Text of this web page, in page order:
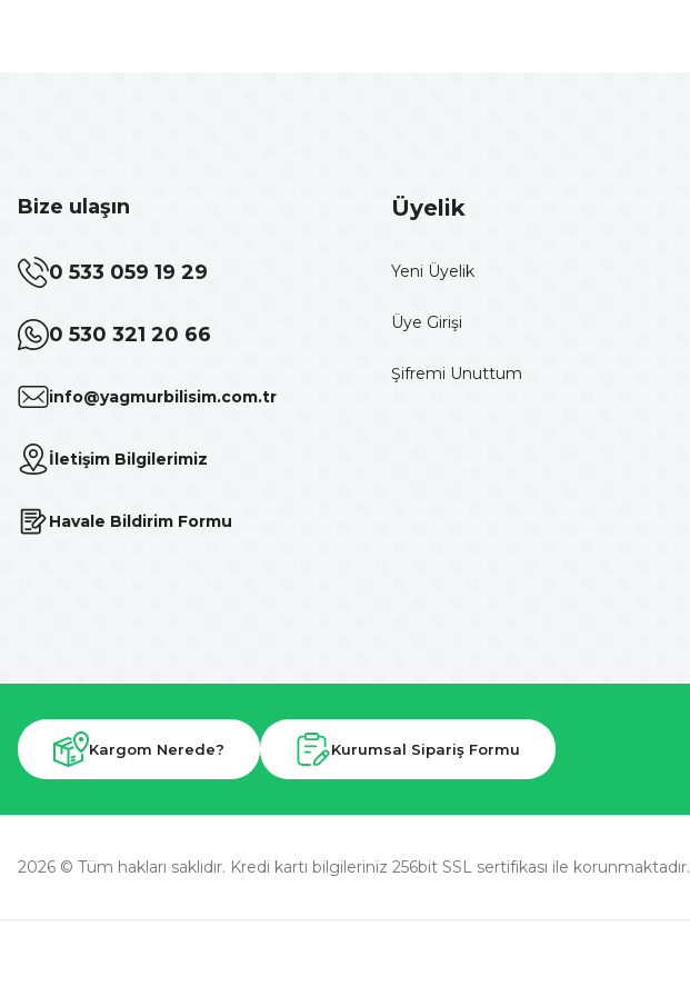
Bize ulaşın
0 533 059 19 29
0 530 321 20 66
info@yagmurbilisim.com.tr
İletişim Bilgilerimiz
Havale Bildirim Formu
Üyelik
Yeni Üyelik
Üye Girişi
Şifremi Unuttum
Kargom Nerede? Kurumsal Sipariş Formu
2026 © Tüm hakları saklıdır. Kredi kartı bilgileriniz 256bit SSL sertifikası ile korunmaktadır.